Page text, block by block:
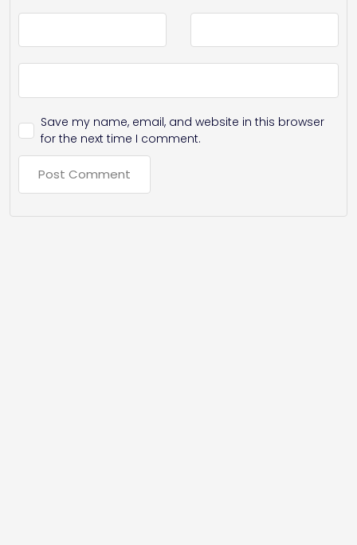
Save my name, email, and website in this browser
for the next time I comment.